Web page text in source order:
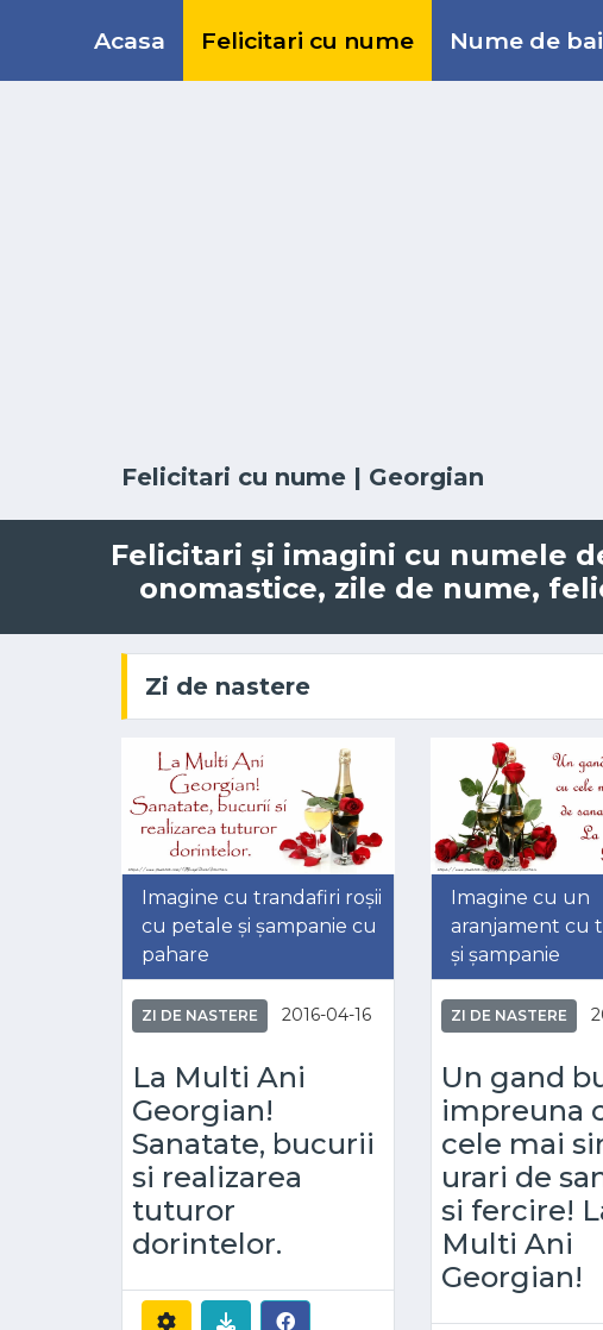
Acasa Felicitari cu nume Nume de
Felicitari cu nume | Georgian
Felicitari și imagini cu numele
onomastice, zile de nume,
Zi de nastere
Imagine cu trandafiri roșii
cu petale și șampanie cu
pahare
ZI DE NASTERE 2016-04-16
La Multi Ani
Georgian!
Sanatate, bucurii
si realizarea
tuturor
dorintelor.
Imagine cu un
aranjament cu
și șampanie
ZI DE NASTERE
Un gand
impreuna
cele mai
urari de
si fercire!
Multi Ani
Georgian!